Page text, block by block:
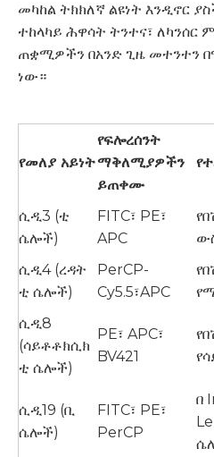
መካከል ትክክለኛ ልዩነት እንዲኖር
ተከላካይ ሕዋሳት ትንተና፣ ለካንሰር
ጠቋሚዎችን በአንድ ጊዜ መተንተን
ነው።
የመለያ አይነት
የፍሎረሰንት
ማቅለሚያዎችን
ይጠቀሙ
ሲዲ3 (ቲ
ሴሎች)
FITC፣ PE፣
APC
ሲዲ4 (ረዳት
ቲ ሴሎች)
PerCP-
Cy5.5፣APC
ሲዲ8
(ሳይቶቶክሲክ
ቲ ሴሎች)
PE፣ APC፣
BV421
ሲዲ19 (ቢ
ሴሎች)
FITC፣ PE፣
PerCP
በ